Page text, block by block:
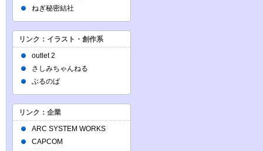
ねぎ秘密結社
リンク：イラスト・創作系
outlet 2
さしみちゃんねる
ぶるのば
リンク：企業
ARC SYSTEM WORKS
CAPCOM